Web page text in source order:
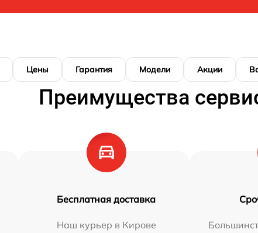
Цены Гарантия Модели Акции
Преимущества
Бесплатная доставка
Наш курьер в Кирове